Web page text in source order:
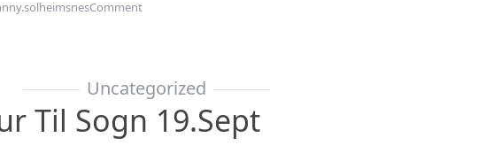
Commenton Oppstart haustsemesteret 2023
Uncategorized
Til Sogn 19.sept